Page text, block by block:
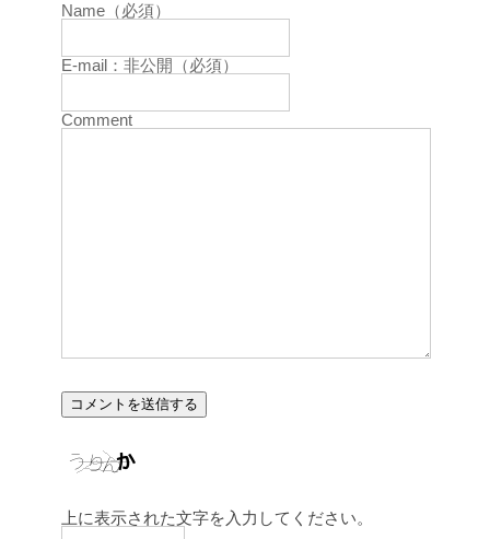
Name（必須）
E-mail：非公開（必須）
Comment
上に表示された文字を入力してください。